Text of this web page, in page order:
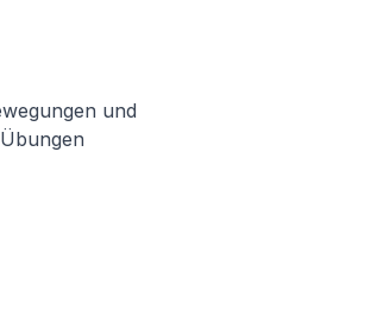
und